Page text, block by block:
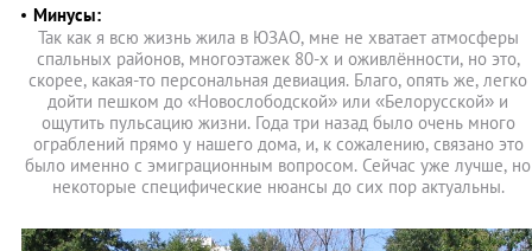
Минусы:
Так как я всю жизнь жила в ЮЗАО, мне не хватает атмосферы
спальных районов, многоэтажек 80-х и оживлённости, но это,
скорее, какая-то персональная девиация. Благо, опять же, легко
дойти пешком до «Новослободской» или «Белорусской» и
ощутить пульсацию жизни. Года три назад было очень много
ограблений прямо у нашего дома, и, к сожалению, связано это
было именно с эмиграционным вопросом. Сейчас уже лучше, но
некоторые специфические нюансы до сих пор актуальны.